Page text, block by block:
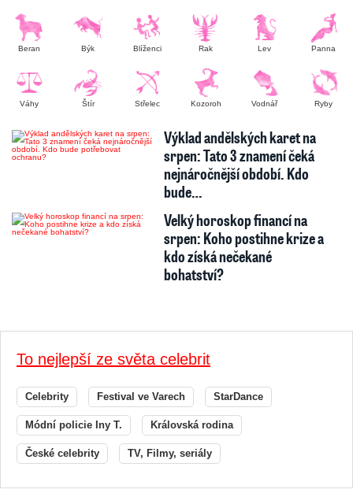
Beran Býk Blíženci Rak Lev Panna
Váhy Štír Střelec Kozoroh Vodnář Ryby
Výklad andělských karet na
srpen: Tato 3 znamení čeká
nejnáročnější období. Kdo
bude…
Velký horoskop financí na
srpen: Koho postihne krize a
kdo získá nečekané
bohatství?
To nejlepší ze světa celebrit
Celebrity Festival ve Varech StarDance
Módní policie Iny T. Královská rodina
České celebrity TV, Filmy, seriály